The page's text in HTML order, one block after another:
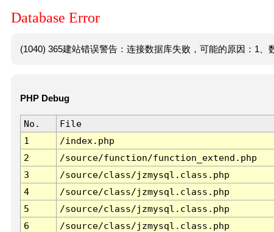
Database Error
(1040) 365建站错误警告：连接数据库失败，可能的原因：1、
PHP Debug
No. File
1
/index.php
2
/source/function/function_extend.php
3
/source/class/jzmysql.class.php
4
/source/class/jzmysql.class.php
5
/source/class/jzmysql.class.php
6
/source/class/jzmysql.class.php